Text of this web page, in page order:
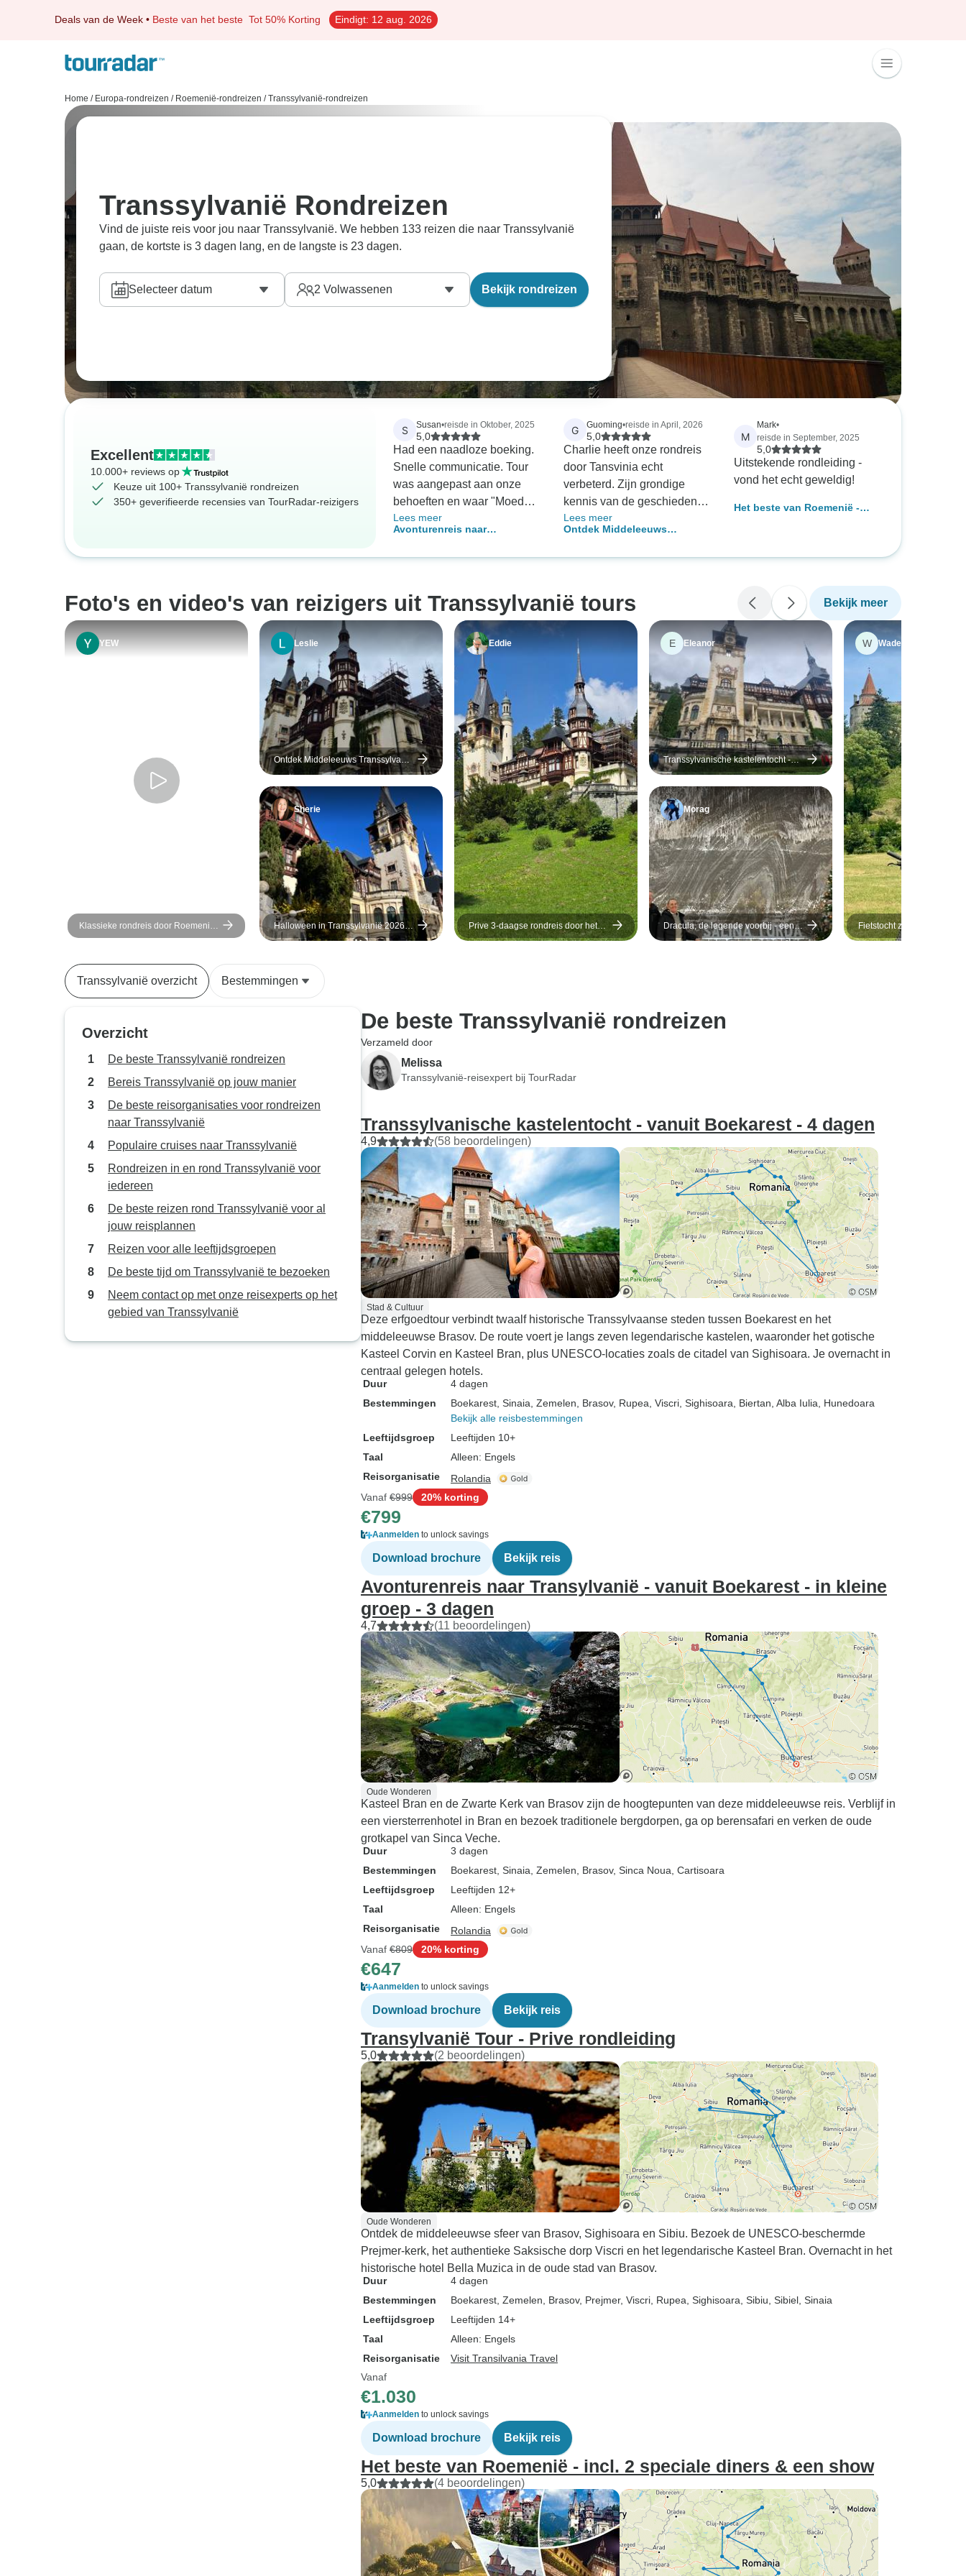
Deals van de Week • Beste van het beste Tot 50% Korting Eindigt: 12 aug. 2026
Home / Europa-rondreizen / Roemenië-rondreizen / Transsylvanië-rondreizen
Transsylvanië Rondreizen
Vind de juiste reis voor jou naar Transsylvanië. We hebben 133 reizen die naar Transsylvanië
gaan, de kortste is 3 dagen lang, en de langste is 23 dagen.
Selecteer datum 2 Volwassenen Bekijk rondreizen
Excellent
10.000+ reviews op
Keuze uit 100+ Transsylvanië rondreizen
350+ geverifieerde recensies van TourRadar-reizigers
S Susan•reisde in Oktober, 2025
5,0
Had een naadloze boeking.
Snelle communicatie. Tour
was aangepast aan onze
behoeften en waar "Moeder
Natuur" bij betrokken was,
dankzij Traian. Traian, onze
plaatsen om te eten. Om
onze kinderen te citeren: "Hij
is chill". Geweldige manier
om een glimp van de
geschiedenis van Roemenië
te ervaren en te zien
Lees meer
Avonturenreis naar
Boekarest - in kleine groep - 3
G Guoming•reisde in April, 2026
5,0
Charlie heeft onze rondreis
door Tansvinia echt
verbeterd. Zijn grondige
kennis van de geschiedenis
en cultuur van de regio,
gecombineerd met zijn
Charlie van harte aan; zijn
opmerkelijke geduld en
aanpassingsvermogen,
vooral met de unieke
communicatiebehoeften van
onze groep, waren
uitmuntend. Hij is een
voorbeeldige gids die onze
hoogste lof verdient.
Lees meer
Ontdek Middeleeuws
kleine groep - 7 dagen
M
Mark•
reisde in September, 2025
5,0
Uitstekende rondleiding -
vond het echt geweldig!
Het beste van Roemenië -
Foto's en video's van reizigers uit Transsylvanië tours Bekijk meer
YEW
Klassieke rondreis door Roemenië
- in kleine groep
Leslie
Ontdek Middeleeuws Transsylvanië
- een reis in kleine groep - 7 dagen
Sherie
Halloween in Transsylvanië 2026 |
8-daagse rondreis en
Eddie
Prive 3-daagse rondreis door het
beste van Roemenië vanuit
E Eleanor
Transsylvanische kastelentocht -
vanuit Boekarest - 4 dagen
Morag
Dracula, de legende voorbij - een
privéreis naar Transsylvanië - 8
W Wade
Fietstocht zonder gids in
Transsylvanië
Transsylvanië overzicht Bestemmingen
Overzicht
De beste Transsylvanië rondreizen
Bereis Transsylvanië op jouw manier
De beste reisorganisaties voor rondreizen
naar Transsylvanië
Populaire cruises naar Transsylvanië
Rondreizen in en rond Transsylvanië voor
iedereen
De beste reizen rond Transsylvanië voor al
jouw reisplannen
Reizen voor alle leeftijdsgroepen
De beste tijd om Transsylvanië te bezoeken
Neem contact op met onze reisexperts op het
gebied van Transsylvanië
De beste Transsylvanië rondreizen
Verzameld door
Melissa
Transsylvanië-reisexpert bij TourRadar
Transsylvanische kastelentocht - vanuit Boekarest - 4 dagen
4,9 (58 beoordelingen)
Stad & Cultuur
Deze erfgoedtour verbindt twaalf historische Transsylvaanse steden tussen Boekarest en het
middeleeuwse Brasov. De route voert je langs zeven legendarische kastelen, waaronder het gotische
Kasteel Corvin en Kasteel Bran, plus UNESCO-locaties zoals de citadel van Sighisoara. Je overnacht in
centraal gelegen hotels.
Duur
4 dagen
Bestemmingen
Boekarest , Sinaia , Zemelen , Brasov, Rupea , Viscri , Sighisoara , Biertan , Alba Iulia , Hunedoara
Bekijk alle reisbestemmingen
Leeftijdsgroep
Leeftijden 10+
Taal
Alleen: Engels
Reisorganisatie
Rolandia
Vanaf €999 20% korting
€799
Aanmelden to unlock savings
Download brochure Bekijk reis
Avonturenreis naar Transylvanië - vanuit Boekarest - in kleine
groep - 3 dagen
4,7 (11 beoordelingen)
Oude Wonderen
Kasteel Bran en de Zwarte Kerk van Brasov zijn de hoogtepunten van deze middeleeuwse reis. Verblijf in
een viersterrenhotel in Bran en bezoek traditionele bergdorpen, ga op berensafari en verken de oude
grotkapel van Sinca Veche.
Duur
3 dagen
Bestemmingen
Boekarest , Sinaia , Zemelen , Brasov, Sinca Noua , Cartisoara
Leeftijdsgroep
Leeftijden 12+
Taal
Alleen: Engels
Reisorganisatie
Rolandia
Vanaf €809 20% korting
€647
Aanmelden to unlock savings
Download brochure Bekijk reis
Transylvanië Tour - Prive rondleiding
5,0 (2 beoordelingen)
Oude Wonderen
Ontdek de middeleeuwse sfeer van Brasov, Sighisoara en Sibiu. Bezoek de UNESCO-beschermde
Prejmer-kerk, het authentieke Saksische dorp Viscri en het legendarische Kasteel Bran. Overnacht in het
historische hotel Bella Muzica in de oude stad van Brasov.
Duur
4 dagen
Bestemmingen
Boekarest , Zemelen , Brasov, Prejmer, Viscri , Rupea , Sighisoara , Sibiu , Sibiel , Sinaia
Leeftijdsgroep
Leeftijden 14+
Taal
Alleen: Engels
Reisorganisatie
Visit Transilvania Travel
Vanaf
€1.030
Aanmelden to unlock savings
Download brochure Bekijk reis
Het beste van Roemenië - incl. 2 speciale diners & een show
5,0 (4 beoordelingen)